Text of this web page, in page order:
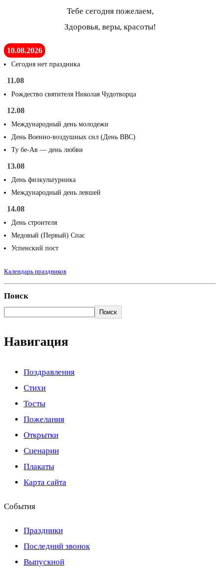
Тебе сегодня пожелаем,
Здоровья, веры, красоты!
10.08.2026
Сегодня нет праздника
11.08
Рождество святителя Николая Чудотворца
12.08
Международный день молодежи
День Военно-воздушных сил (День ВВС)
Ту бе-Ав — день любви
13.08
День физкультурника
Международный день левшей
14.08
День строителя
Медовый (Первый) Спас
Успенский пост
Календарь праздников
Поиск
Поиск
Навигация
Поздравления
Стихи
Тосты
Пожелания
Открытки
Сценарии
Плакаты
Карта сайта
События
Праздники
Последний звонок
Выпускной